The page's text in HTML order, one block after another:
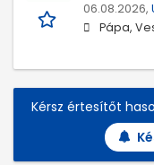
06.08.2026,
Pápa,
Kérsz értesítőt